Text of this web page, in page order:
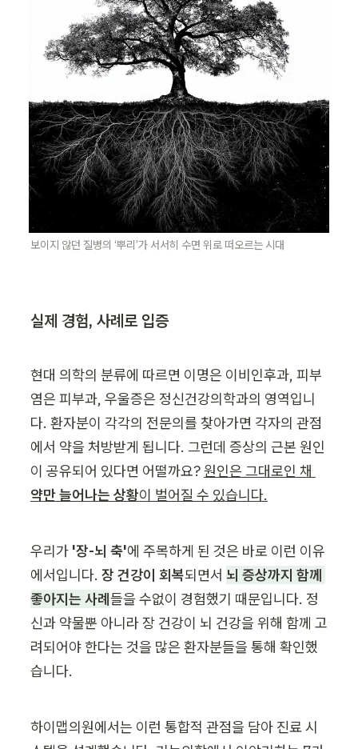
보이지 않던 질병의 ‘뿌리’가 서서히 수면 위로 떠오르는 시대
실제 경험, 사례로 입증
현대 의학의 분류에 따르면 이명은 이비인후과, 피부
염은 피부과, 우울증은 정신건강의학과의 영역입니
다. 환자분이 각각의 전문의를 찾아가면 각자의 관점
에서 약을 처방받게 됩니다. 그런데 증상의 근본 원인
이 공유되어 있다면 어떨까요?
약만 늘어나는 상황이 벌어질 수 있습니다.
우리가 '장-뇌 축'에 주목하게 된 것은 바로 이런 이유
에서입니다. 장 건강이 회복되면서 뇌 증상까지 함께
좋아지는 사례들을 수없이 경험했기 때문입니다. 정
신과 약물뿐 아니라 장 건강이 뇌 건강을 위해 함께 고
려되어야 한다는 것을 많은 환자분들을 통해 확인했
습니다.
하이맵의원에서는 이런 통합적 관점을 담아 진료 시